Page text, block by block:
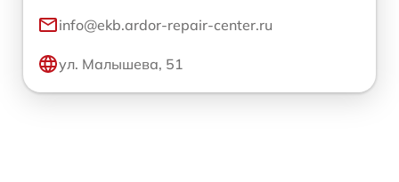
info@ekb.ardor-repair-center.ru
ул. Малышева, 51